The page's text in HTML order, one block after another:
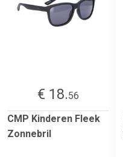
€ 18.56
CMP Kinderen Fleek
Zonnebril